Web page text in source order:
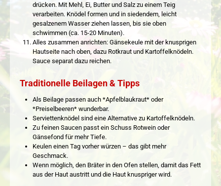
drücken. Mit Mehl, Ei, Butter und Salz zu einem Teig
verarbeiten. Knödel formen und in siedendem, leicht
gesalzenem Wasser ziehen lassen, bis sie oben
schwimmen (ca. 15‑20 Minuten).
Alles zusammen anrichten: Gänsekeule mit der knusprigen
Hautseite nach oben, dazu Rotkraut und Kartoffelknödeln.
Sauce separat dazu reichen.
Traditionelle Beilagen & Tipps
Als Beilage passen auch *Apfelblaukraut* oder
*Preiselbeeren* wunderbar.
Serviettenknödel sind eine Alternative zu Kartoffelknödeln.
Zu feinen Saucen passt ein Schuss Rotwein oder
Gänsefond für mehr Tiefe.
Keulen einen Tag vorher würzen – das gibt mehr
Geschmack.
Wenn möglich, den Bräter in den Ofen stellen, damit das Fett
aus der Haut austritt und die Haut knuspriger wird.